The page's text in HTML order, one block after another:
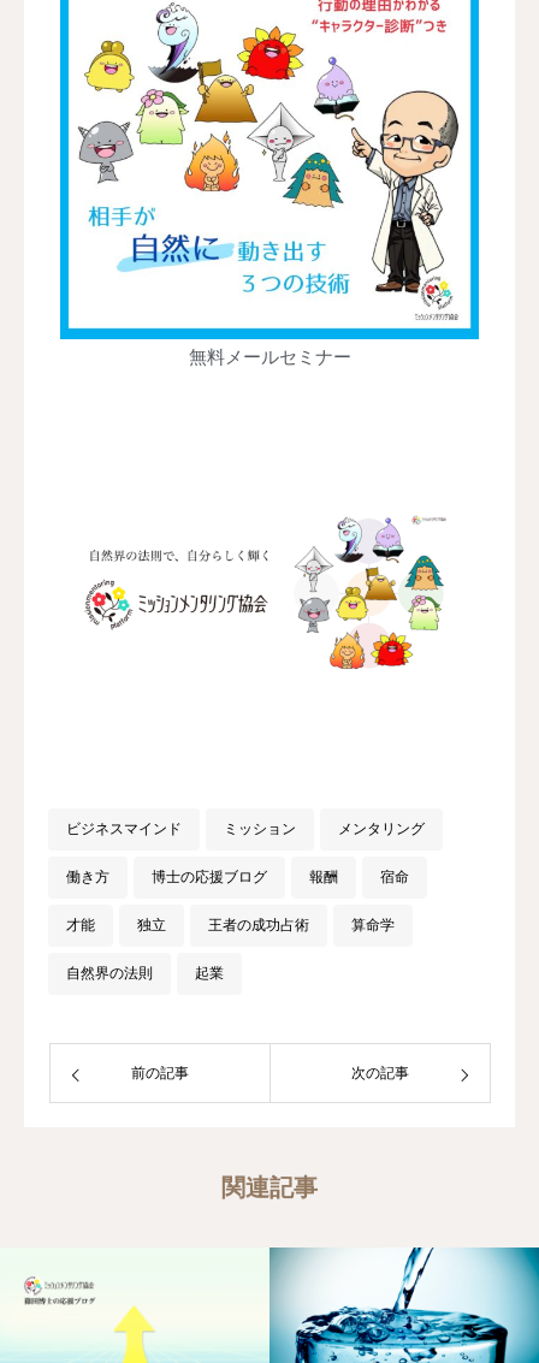
無料メールセミナー
ビジネスマインド ミッション メンタリング
働き方 博士の応援ブログ 報酬 宿命
才能 独立 王者の成功占術 算命学
自然界の法則 起業
前の記事 次の記事
関連記事